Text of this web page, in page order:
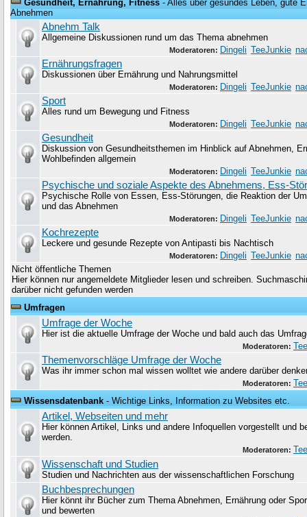
Gesundheit, Ernährung, Fitness - Alles über gesundes Leben, gute
Abnehmen
Abnehm Talk
Allgemeine Diskussionen rund um das Thema abnehmen
Moderatoren: Dingeli TeeJunkie
Ernährungsfragen
Diskussionen über Ernährung und Nahrungsmittel
Moderatoren: Dingeli TeeJunkie
Sport
Alles rund um Bewegung und Fitness
Moderatoren: Dingeli TeeJunkie
Gesundheit
Diskussion von Gesundheitsthemen im Hinblick auf Abnehmen,
Wohlbefinden allgemein
Moderatoren: Dingeli TeeJunkie
Psychische und soziale Aspekte des Abnehmens, Ess-
Psychische Rolle von Essen, Ess-Störungen, die Reaktion der
und das Abnehmen
Moderatoren: Dingeli TeeJunkie
Kochrezepte
Leckere und gesunde Rezepte von Antipasti bis Nachtisch
Moderatoren: Dingeli TeeJunkie
Nicht öffentliche Themen
Hier können nur angemeldete Mitglieder lesen und schreiben.
darüber nicht gefunden werden
Umfragen
Umfrage der Woche
Hier ist die aktuelle Umfrage der Woche und bald auch das
Moderatoren:
Themenvorschläge Umfrage der Woche
Was ihr immer schon mal wissen wolltet wie andere darüber
Moderatoren:
Wissensdatenbank - Wichtige Links, Information zu Websites etc.
Artikel, Webseiten und mehr
Hier können Artikel, Links und andere Infoquellen vorgestellt und
werden.
Moderatoren:
Wissenschaft und Studien
Studien und Nachrichten aus der wissenschaftlichen Forschung
Buchbesprechungen
Hier könnt ihr Bücher zum Thema Abnehmen, Ernährung oder
und bewerten